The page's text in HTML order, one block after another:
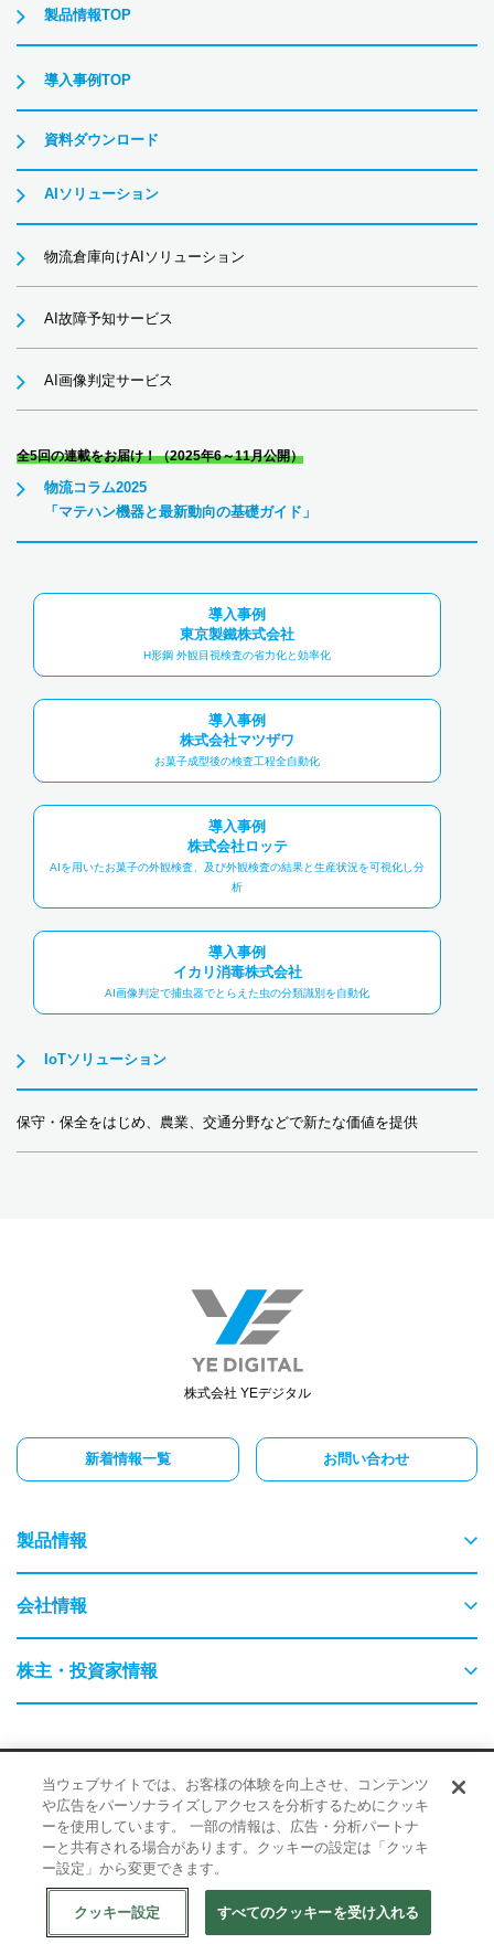
製品情報TOP
導入事例TOP
資料ダウンロード
AIソリューション
物流倉庫向けAIソリューション
AI故障予知サービス
AI画像判定サービス
全5回の連載をお届け！（2025年6～11月公開）
物流コラム2025
「マテハン機器と最新動向の基礎ガイド」
導入事例
東京製鐵株式会社
H形鋼 外観目視検査の省力化と効率化
導入事例
株式会社マツザワ
お菓子成型後の検査工程全自動化
導入事例
株式会社ロッテ
AIを用いたお菓子の外観検査、及び外観検査の結果と生産状況を可視化し分
析
導入事例
イカリ消毒株式会社
AI画像判定で捕虫器でとらえた虫の分類識別を自動化
IoTソリューション
保守・保全をはじめ、農業、交通分野などで新たな価値を提供
株式会社 YEデジタル
新着情報一覧 お問い合わせ
製品情報
物流
交通
保守・保全
検査・監視・最適化（AI）
教育（GIGAスクール）
会社情報
ごあいさつ
事業内容
経営理念
企業理念
株主・投資家情報
企業情報
IR・ニュース
株式情報
採用情報 サイトポリシー 品質・環境に対する取り組み
情報に対する取り組み
© 2026 YE DIGITAL CORPORATION
Web からのお問い合わせ 資料ダウンロード
当ウェブサイトでは、お客様の体験を向上させ、コンテンツ
や広告をパーソナライズしアクセスを分析するためにクッキ
ーを使用しています。 一部の情報は、広告・分析パートナ
ーと共有される場合があります。クッキーの設定は「クッキ
ー設定」から変更できます。
クッキー設定 すべてのクッキーを受け入れる